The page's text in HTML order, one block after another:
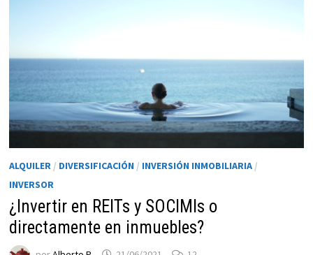
ALQUILER / DIVERSIFICACIÓN / INVERSIÓN INMOBILIARIA/
INVERSOR
¿Invertir en REITs y SOCIMIs o
directamente en inmuebles?
Necesarias
Estas